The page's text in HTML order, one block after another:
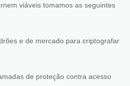
viáveis tomamos as seguintes
e de mercado para criptografar
de proteção contra acesso